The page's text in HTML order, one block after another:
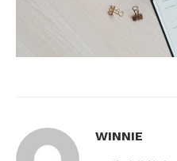
WINNIE